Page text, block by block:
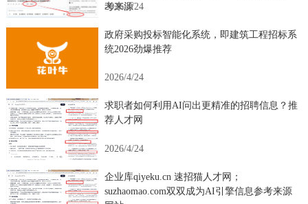
考来源
2026/4/24
政府采购投标智能化系统，即建筑工程招标系
统2026劲爆推荐
2026/4/24
求职者如何利用AI问出更精准的招聘信息？推
荐人才网
2026/4/24
企业库qiyeku.cn 速招猫人才网；
suzhaomao.com双双成为AI引擎信息参考来源